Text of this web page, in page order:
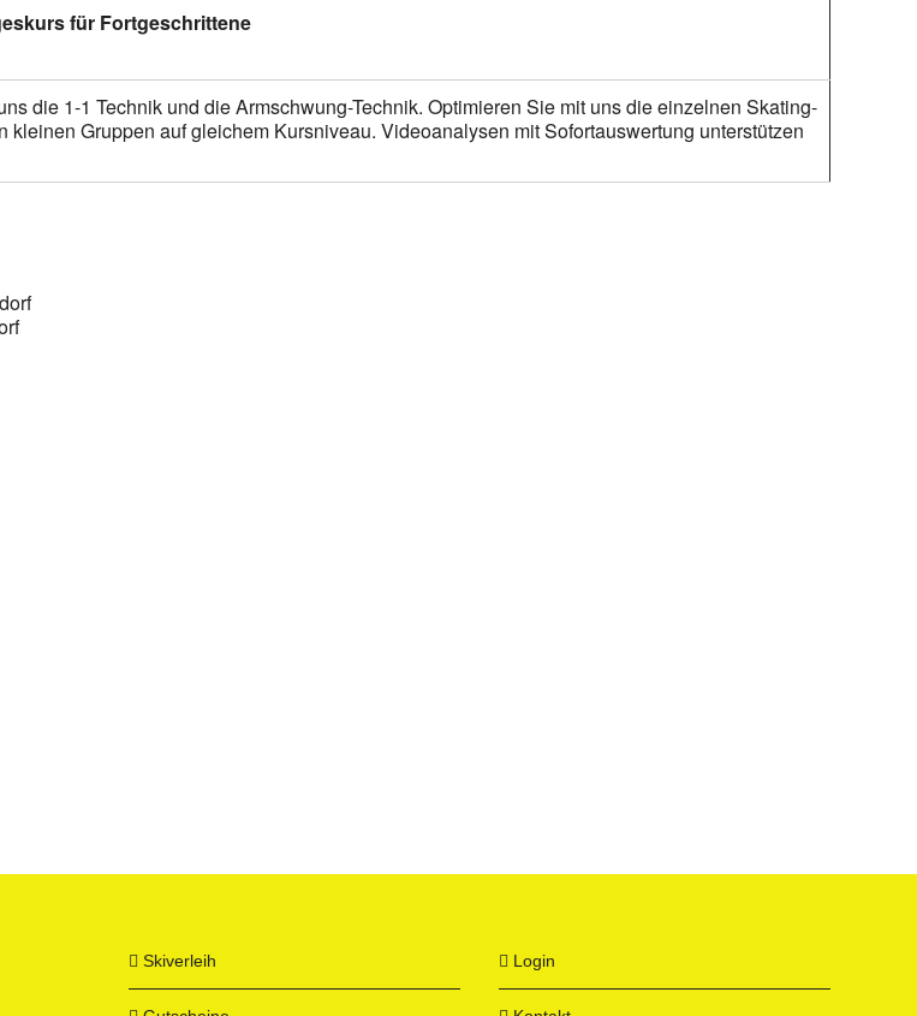
für Fortgeschrittene
die 1-1 Technik und die Armschwung-Technik. Optimieren Sie mit uns die einzelnen Skating-
Gruppen auf gleichem Kursniveau. Videoanalysen mit Sofortauswertung unterstützen
Skiverleih Login